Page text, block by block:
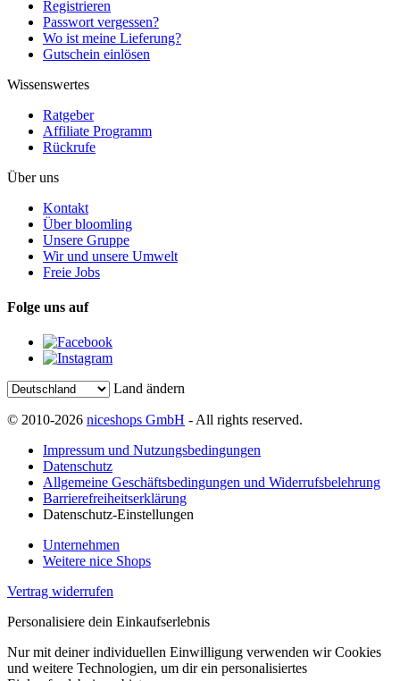
Registrieren
Passwort vergessen?
Wo ist meine Lieferung?
Gutschein einlösen
Wissenswertes
Ratgeber
Affiliate Programm
Rückrufe
Über uns
Kontakt
Über bloomling
Unsere Gruppe
Wir und unsere Umwelt
Freie Jobs
Folge uns auf
Land ändern
© 2010-2026 niceshops GmbH - All rights reserved.
Impressum und Nutzungsbedingungen
Datenschutz
Allgemeine Geschäftsbedingungen und Widerrufsbelehrung
Barrierefreiheitserklärung
Datenschutz-Einstellungen
Unternehmen
Weitere nice Shops
Vertrag widerrufen
Personalisiere dein Einkaufserlebnis
Nur mit deiner individuellen Einwilligung verwenden wir Cookies
und weitere Technologien, um dir ein personalisiertes